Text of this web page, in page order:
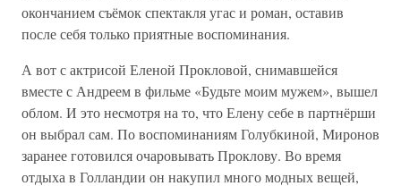
окончанием съёмок спектакля угас и роман, оставив
после себя только приятные воспоминания.
А вот с актрисой Еленой Прокловой, снимавшейся
вместе с Андреем в фильме «Будьте моим мужем», вышел
облом. И это несмотря на то, что Елену себе в партнёрши
он выбрал сам. По воспоминаниям Голубкиной, Миронов
заранее готовился очаровывать Проклову. Во время
отдыха в Голландии он накупил много модных вещей,